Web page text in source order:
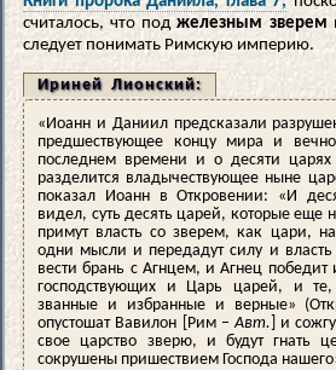
считалось, что поджелезным зверем
следует понимать Римскую империю.
Ириней Лионский:
«Иоанн и Даниил предсказали
предшествующее концу мира и
последнем времени и о десяти
разделится владычествующее ныне
показал Иоанн в Откровении: «И
видел, суть десять царей, которые еще
примут власть со зверем, как цари,
одни мысли и передадут силу и
вести брань с Агнцем, и Агнец победит
господствующих и Царь царей, и
званные и избранные и верные»
опустошат Вавилон [Рим –Авт. ] и
свое царство зверю, и будут гнать
сокрушены пришествием Господа